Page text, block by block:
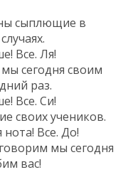
сыплющие в
Все. Ля!
сегодня своим
раз.
Все. Си!
своих учеников.
нота! Все. До!
мы сегодня
вас!